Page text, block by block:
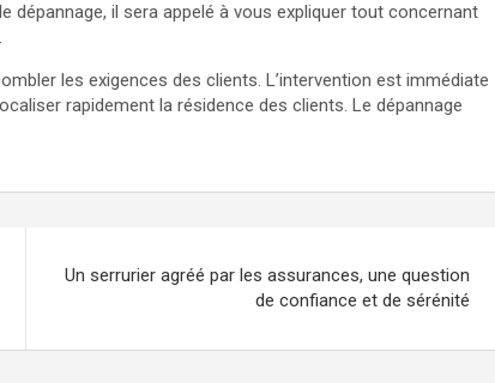
dépannage, il sera appelé à vous expliquer tout concernant
les exigences des clients. L’intervention est immédiate
rapidement la résidence des clients. Le dépannage
Un serrurier agréé par les assurances, une question
de confiance et de sérénité